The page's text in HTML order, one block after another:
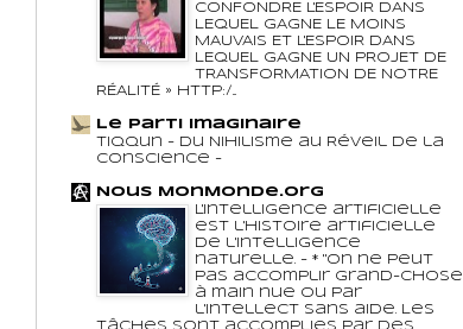
CONFONDRE L'ESPOIR DANS
LEQUEL GAGNE LE MOINS
MAUVAIS ET L'ESPOIR DANS
LEQUEL GAGNE UN PROJET DE
TRANSFORMATION DE NOTRE
RÉALITÉ » http:/...
Le Parti Imaginaire
Tiqqun - Du Nihilisme au Réveil de la
Conscience -
Nous MonMonde.org
L'intelligence artificielle
est l'histoire artificielle
de l'intelligence
naturelle. - * "On ne peut
pas accomplir grand-chose
à main nue ou par
l'intellect sans aide. Les
tâches sont accomplies par des